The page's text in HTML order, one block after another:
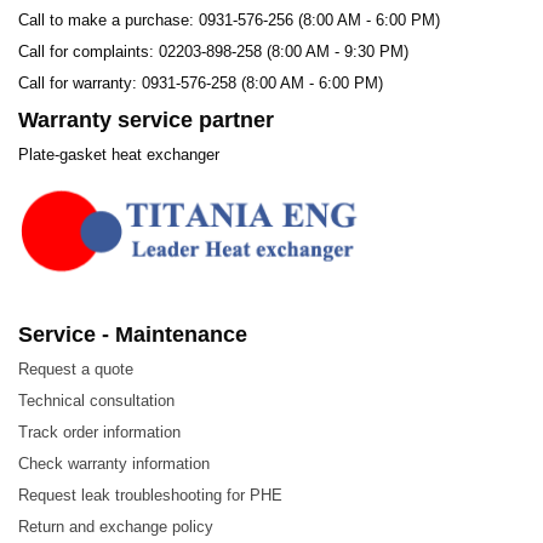
chặt với tấm bằng móc cài khó dò rỉ, thời gian hoạt
động tối đa và bảo trì dễ dàng.
lỏng.Vật liệu phổ biến FKM, Silicon, NBR, EPDM
Call to make a purchase: 0931-576-256 (8:00 AM - 6:00 PM)
Call for complaints: 02203-898-258 (8:00 AM - 9:30 PM)
Call for warranty: 0931-576-258 (8:00 AM - 6:00 PM)
Warranty service partner
Plate-gasket heat exchanger
Service - Maintenance
Request a quote
Technical consultation
Track order information
Check warranty information
Request leak troubleshooting for PHE
Return and exchange policy